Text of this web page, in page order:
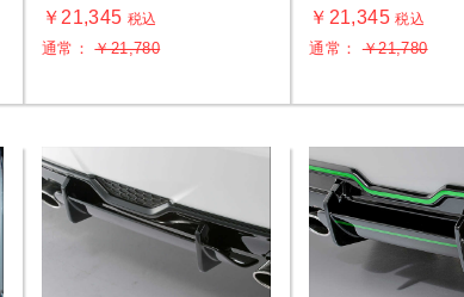
￥21,345 税込
通常：￥21,780
￥21,345税込
通常：￥21,780